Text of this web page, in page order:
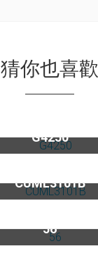
猜你也喜歡
G4250
CUML3101B
56